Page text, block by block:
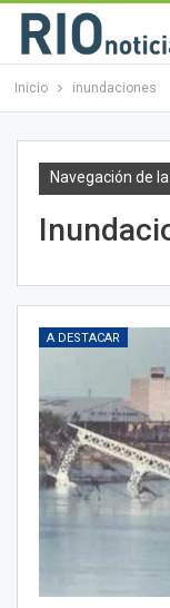
Inicio inundaciones
Navegación de
A DESTACAR